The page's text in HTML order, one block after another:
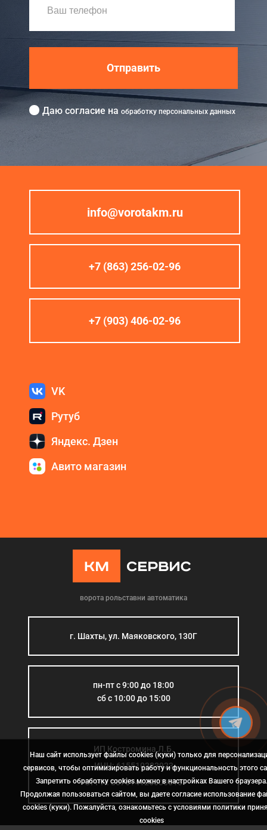
Отправить
Даю согласие на обработку персональных данных
info@vorotakm.ru
+7 (863) 256-02-96
+7 (903) 406-02-96
VK
Рутуб
Яндекс. Дзен
Авито магазин
ворота рольставни автоматика
г. Шахты, ул. Маяковского, 130Г
пн-пт с 9:00 до 18:00
сб с 10:00 до 15:00
ИП Костромина Л.Б.
ИНН: 615510383923
ОГРН: 307614126000015
Наш сайт использует файлы cookies (куки) только для
сервисов, чтобы оптимизировать работу и функциональность этого
Запретить обработку cookies можно в настройках Вашего браузера.
Продолжая пользоваться сайтом, вы даете согласие использование
cookies (куки). Пожалуйста, ознакомьтесь с условиями политики
сookies